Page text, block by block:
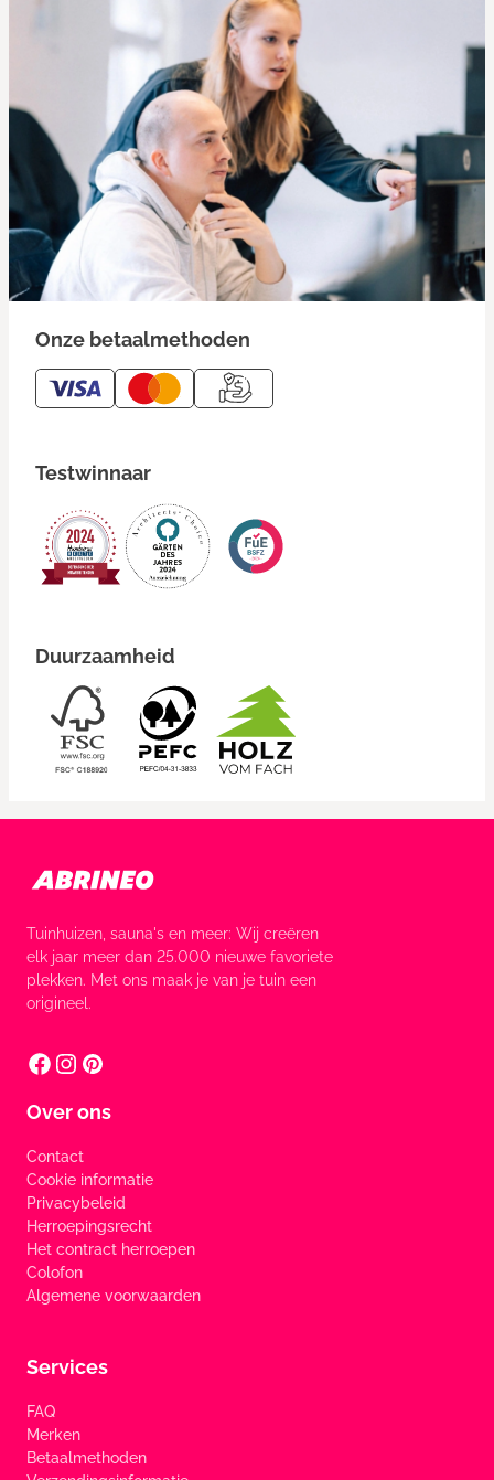
Onze betaalmethoden
Testwinnaar
Duurzaamheid
Tuinhuizen, sauna's en meer: Wij creëren
elk jaar meer dan 25.000 nieuwe favoriete
plekken. Met ons maak je van je tuin een
origineel.
Over ons
Contact
Cookie informatie
Privacybeleid
Herroepingsrecht
Het contract herroepen
Colofon
Algemene voorwaarden
Services
FAQ
Merken
Betaalmethoden